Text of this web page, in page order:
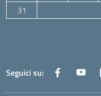
31
Seguici su: